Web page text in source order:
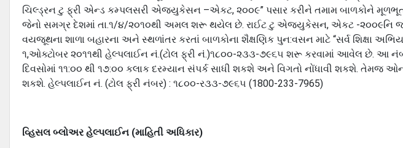
ચિલ્ડ્રન ટુ ફ્રી એન્ડ કમ્પલસરી એજ્યુકેસન –એકટ, ૨૦૦૯” પસાર કરીને તમામ બાળકોને
જેનો સમગ્ર દેશમાં તા.૧/૪/૨૦૧૦થી અમલ શરૂ થયેલ છે. રાઈટ ટુ એજ્યુકેસન, એકટ -૨૦૦૯નિ
વયજૂથના શાળા બહારના અને સ્થળાંતર કરતાં બાળકોના શૈક્ષણિક પુન:વસન માટે “સર્વ શિક્ષા
૧,ઓક્ટોબર ૨૦૧૧થી હેલ્પલાઈન નં.(ટોલ ફ્રી નં.)૧૮૦૦-૨૩૩-૭૯૬૫ શરૂ કરવામાં આવેલ છે. આ
દિવસોમાં ૧૧:૦૦ થી ૧૭:૦૦ કલાક દરમ્યાન સંપર્ક સાધી શકશે અને વિગતો નોંધાવી શકશે. તેમજ
શકશે. હેલ્પલાઈન નં. (ટોલ ફ્રી નંબર) : ૧૮૦૦-ર૩૩-૭૯૬૫ (1800-233-7965)
વ્હિસલ બ્લોઅર હેલ્પલાઈન (માહિતી અધિકાર)